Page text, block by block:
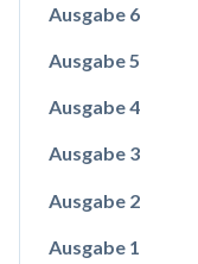
Ausgabe 6
Ausgabe 5
Ausgabe 4
Ausgabe 3
Ausgabe 2
Ausgabe 1